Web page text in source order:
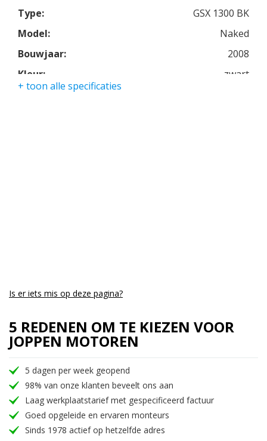
Type:
GSX 1300 BK
Model:
Naked
Bouwjaar:
2008
Kleur:
zwart
+ toon alle specificaties
Is er iets mis op deze pagina?
5 REDENEN OM TE KIEZEN VOOR
JOPPEN MOTOREN
5 dagen per week geopend
98% van onze klanten beveelt ons aan
Laag werkplaatstarief met gespecificeerd factuur
Goed opgeleide en ervaren monteurs
Sinds 1978 actief op hetzelfde adres